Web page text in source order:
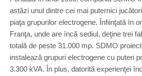
astăzi unul dintre cei mai puternici
piaţa grupurilor electrogene. Înfiinţată în
Franţa, unde are încă sediul, deţine trei
totală de peste 31.000 mp. SDMO
instalează grupuri electrogene cu puteri
3.300 kVA. În plus, datorită experienţei